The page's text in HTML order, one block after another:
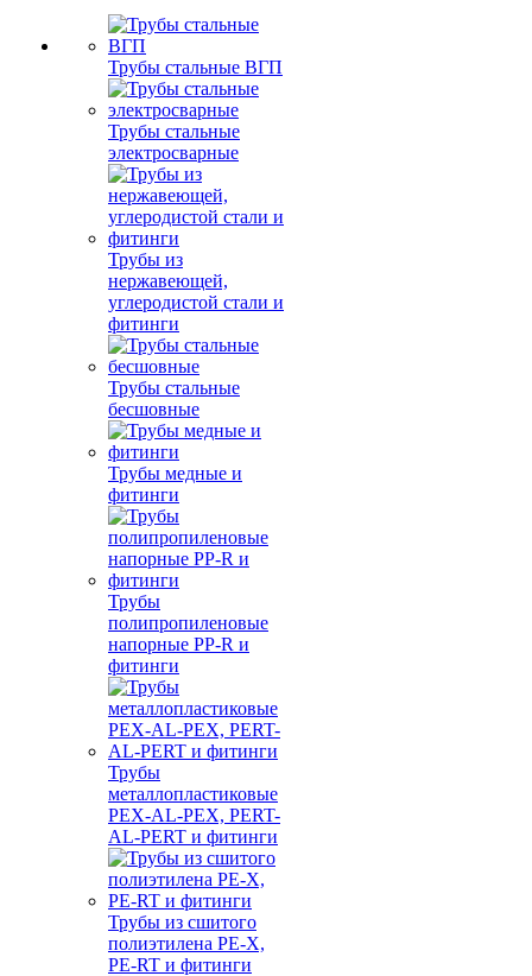
Трубы стальные ВГП
Трубы стальные
электросварные
Трубы из
нержавеющей,
углеродистой стали и
фитинги
Трубы стальные
бесшовные
Трубы медные и
фитинги
Трубы
полипропиленовые
напорные PP-R и
фитинги
Трубы
металлопластиковые
PEX-AL-PEX, PERT-
AL-PERT и фитинги
Трубы из сшитого
полиэтилена PE-X,
PE-RT и фитинги